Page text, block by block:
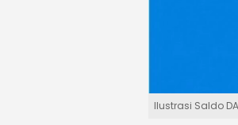
Ilustrasi Saldo